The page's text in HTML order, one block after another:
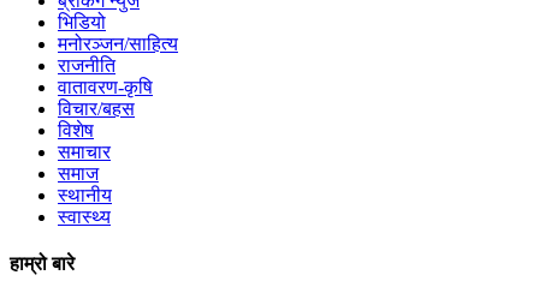
भिडियो
मनोरञ्जन/साहित्य
राजनीति
वातावरण-कृषि
विचार/बहस
विशेष
समाचार
समाज
स्थानीय
स्वास्थ्य
हाम्रो बारे